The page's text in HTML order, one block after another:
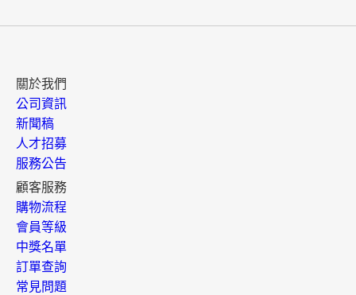
關於我們
公司資訊
新聞稿
人才招募
服務公告
顧客服務
購物流程
會員等級
中獎名單
訂單查詢
常見問題